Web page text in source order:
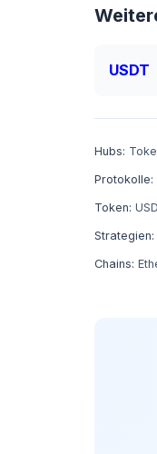
USDT
Hubs:
Protokolle:
Token:
Strategien:
Chains: